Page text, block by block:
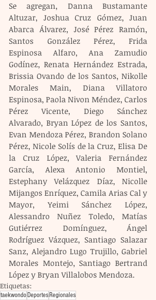
Se agregan, Danna Bustamante
Altuzar, Joshua Cruz Gómez, Juan
Abarca Álvarez, José Pérez Ramón,
Santos González Pérez, Frida
Espinosa Alfaro, Ana Zamudio
Godínez, Renata Hernández Estrada,
Brissia Ovando de los Santos, Nikolle
Morales Main, Diana Villatoro
Espinosa, Paola Nivon Méndez, Carlos
Pérez Vicente, Diego Sánchez
Alvarado, Bryan López de los Santos,
Evan Mendoza Pérez, Brandon Solano
Pérez, Nicole Solís de la Cruz, Elisa De
la Cruz López, Valeria Fernández
García, Alexa Antonio Montiel,
Estephany Velázquez Díaz, Nicolle
Mijangos Enríquez, Camila Arias Cal y
Mayor, Yeimi Sánchez López,
Alessandro Nuñez Toledo, Matías
Gutiérrez Domínguez, Ángel
Rodríguez Vázquez, Santiago Salazar
Sanz, Alejandro Lugo Trujillo, Gabriel
Morales Montejo, Santiago Bertrand
López y Bryan Villalobos Mendoza.
Etiquetas:
taekwondoDeportesRegionales